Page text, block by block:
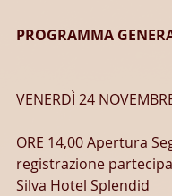
PROGRAMMA
VENERDÌ 24
ORE 14,00 Apertura
registrazione
Silva Hotel Splendid